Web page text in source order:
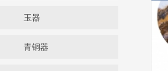
玉器
青铜器